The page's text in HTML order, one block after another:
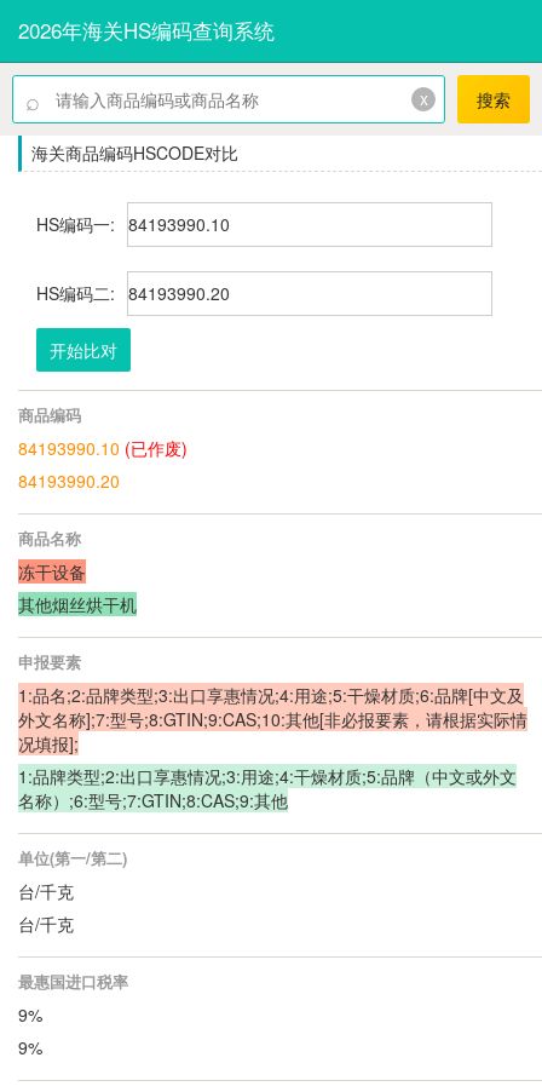
2026年海关HS编码查询系统
⌕ x 搜索
海关商品编码HSCODE对比
HS编码一:
HS编码二:
开始比对
商品编码
84193990.10 (已作废)
84193990.20
商品名称
冻干设备
其他烟丝烘干机
申报要素
1:品名;2:品牌类型;3:出口享惠情况;4:用途;5:干燥材质;6:品牌[中文及
外文名称];7:型号;8:GTIN;9:CAS;10:其他[非必报要素，请根据实际情
况填报];
1:品牌类型;2:出口享惠情况;3:用途;4:干燥材质;5:品牌（中文或外文
名称）;6:型号;7:GTIN;8:CAS;9:其他
单位(第一/第二)
台/千克
台/千克
最惠国进口税率
9%
9%